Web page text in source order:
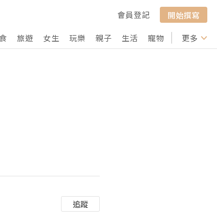
會員登記
開始撰寫
旅遊 女生 玩樂 親子 生活 寵物 行山 打卡
更多
追蹤